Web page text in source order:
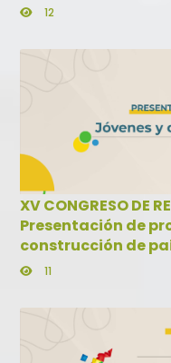
12
XV CONGRESO DE
Presentación de
construcción de
11